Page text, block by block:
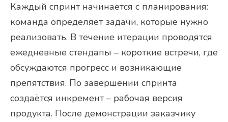
Каждый спринт начинается с планирования:
команда определяет задачи, которые нужно
реализовать. В течение итерации проводятся
ежедневные стендапы – короткие встречи, где
обсуждаются прогресс и возникающие
препятствия. По завершении спринта
создаётся инкремент – рабочая версия
продукта. После демонстрации заказчику